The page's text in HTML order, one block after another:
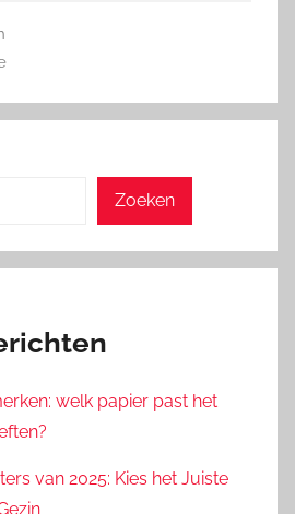
Zoeken
welk papier past het
van 2025: Kies het Juiste